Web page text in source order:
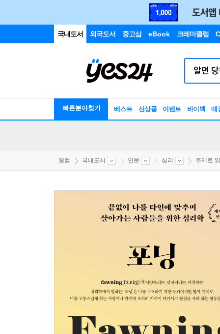
국내도서 외국도서 중고샵 eBook 크레마클럽
빠른분야찾기 베스트 신상품 이벤트 바이백 매
웰컴 국내도서 인문 심리 주제로